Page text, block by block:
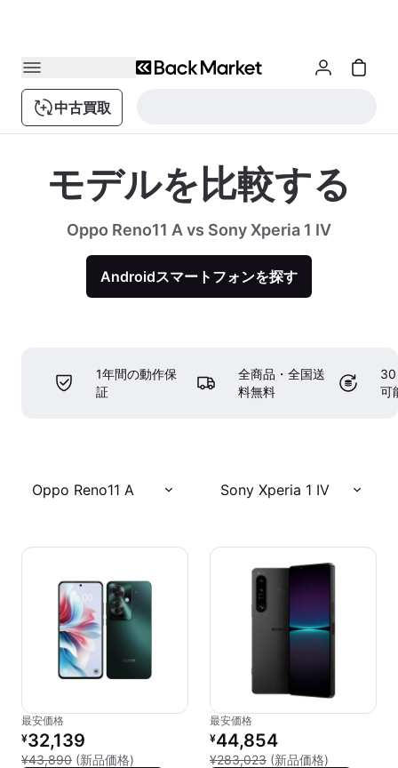
中古買取
モデルを比較する
Oppo Reno11 A vs Sony Xperia 1 IV
Androidスマートフォンを探す
1年間の動作保
証
全商品・全国送
料無料
30
可
Oppo Reno11 A Sony Xperia 1 IV
最安価格
リファービッシュ品の価格：
¥32,139
¥43,890 (新品価格) 新品との比較：¥43,890
最安価格
リファービッシュ品の価格：
¥44,854
¥283,023 (新品価格)